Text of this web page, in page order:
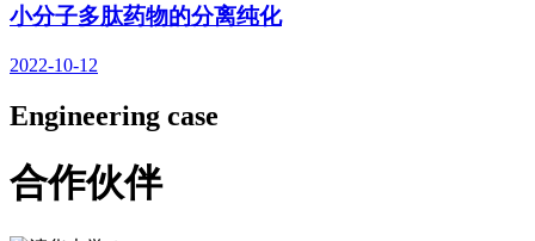
小分子多肽药物的分离纯化
2022-10-12
Engineering case
合作伙伴